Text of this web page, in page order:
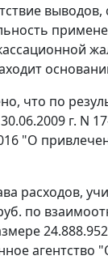
что по
г.
"О
расходов,
руб. по
агентство